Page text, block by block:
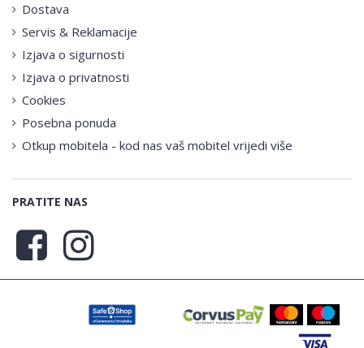
Dostava
Servis & Reklamacije
Izjava o sigurnosti
Izjava o privatnosti
Cookies
Posebna ponuda
Otkup mobitela - kod nas vaš mobitel vrijedi više
PRATITE NAS